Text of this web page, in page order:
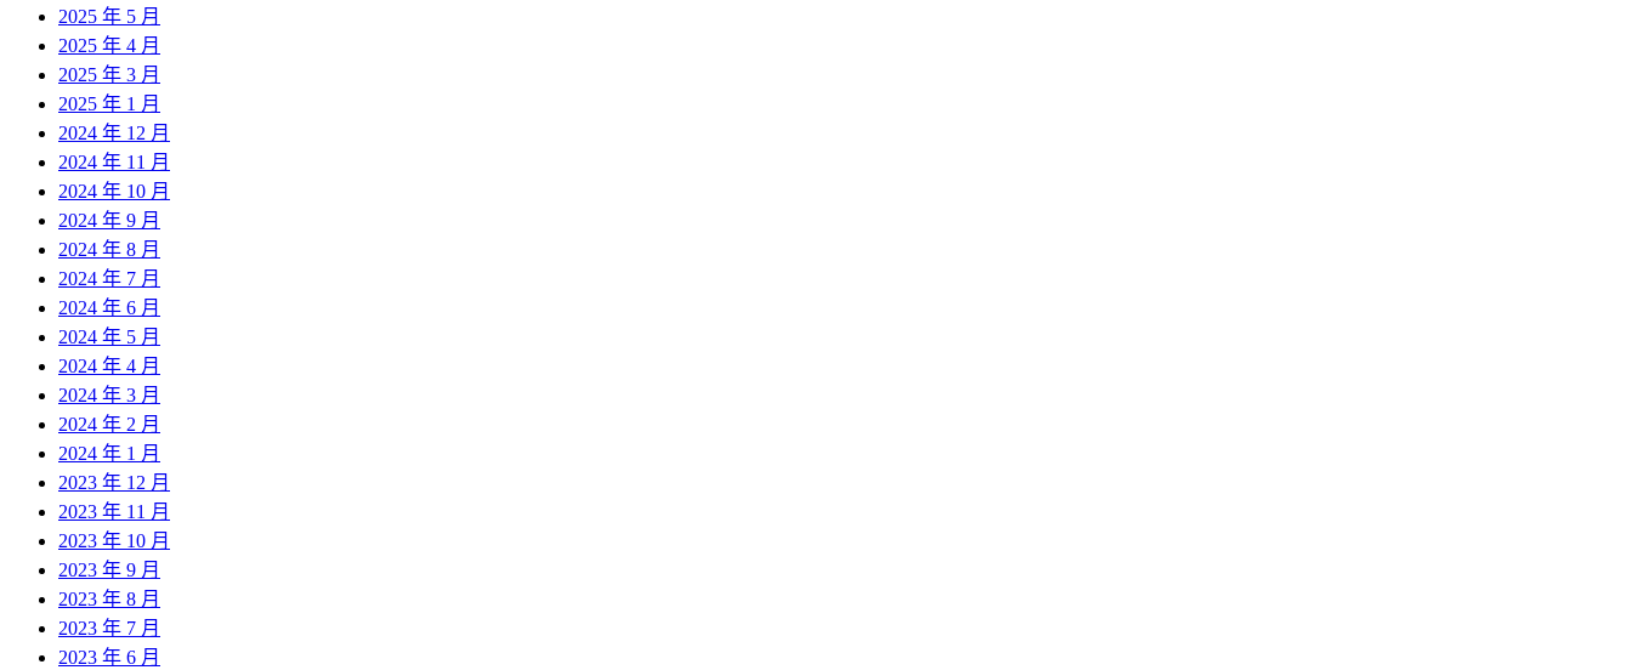
2025 年 5 月
2025 年 4 月
2025 年 3 月
2025 年 1 月
2024 年 12 月
2024 年 11 月
2024 年 10 月
2024 年 9 月
2024 年 8 月
2024 年 7 月
2024 年 6 月
2024 年 5 月
2024 年 4 月
2024 年 3 月
2024 年 2 月
2024 年 1 月
2023 年 12 月
2023 年 11 月
2023 年 10 月
2023 年 9 月
2023 年 8 月
2023 年 7 月
2023 年 6 月